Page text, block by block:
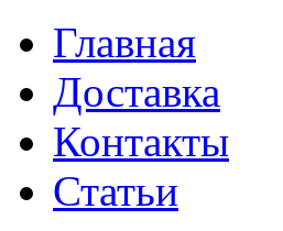
Главная
Доставка
Контакты
Статьи